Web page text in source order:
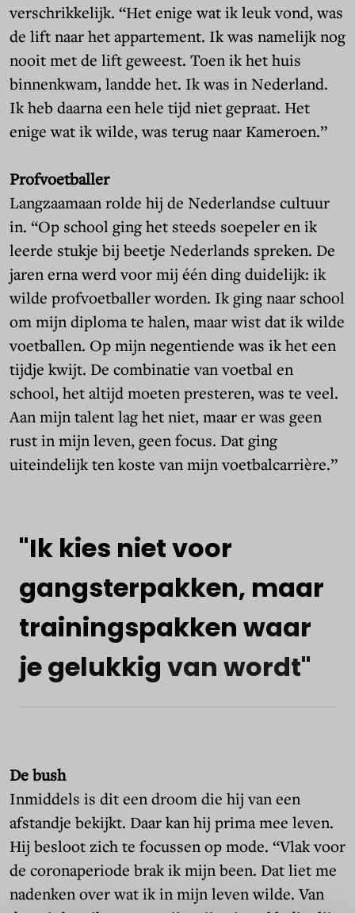
verschrikkelijk. “Het enige wat ik leuk vond, was
de lift naar het appartement. Ik was namelijk nog
nooit met de lift geweest. Toen ik het huis
binnenkwam, landde het. Ik was in Nederland.
Ik heb daarna een hele tijd niet gepraat. Het
enige wat ik wilde, was terug naar Kameroen.”
Profvoetballer
Langzaamaan rolde hij de Nederlandse cultuur
in. “Op school ging het steeds soepeler en ik
leerde stukje bij beetje Nederlands spreken. De
jaren erna werd voor mij één ding duidelijk: ik
wilde profvoetballer worden. Ik ging naar school
om mijn diploma te halen, maar wist dat ik wilde
voetballen. Op mijn negentiende was ik het een
tijdje kwijt. De combinatie van voetbal en
school, het altijd moeten presteren, was te veel.
Aan mijn talent lag het niet, maar er was geen
rust in mijn leven, geen focus. Dat ging
uiteindelijk ten koste van mijn voetbalcarrière.”
"Ik kies nietvoor
gangsterpakken, maar
trainingspakken waar
jegelukkig van wordt"
De bush
Inmiddels is dit een droom die hij van een
afstandje bekijkt. Daar kan hij prima mee leven.
Hij besloot zich te focussen op mode. “Vlak voor
de coronaperiode brak ik mijn been. Dat liet me
nadenken over wat ik in mijn leven wilde. Van